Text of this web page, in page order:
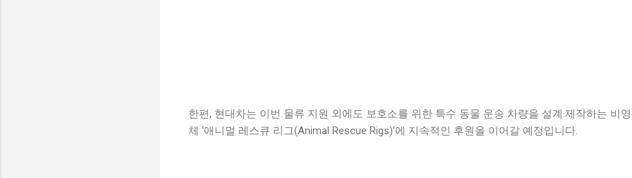
한편, 현대차는 이번 물류 지원 외에도 보호소를 위한 특수 동물 운송 차량을 설계·제작하는 비
체 ‘애니멀 레스큐 리그(Animal Rescue Rigs)’에 지속적인 후원을 이어갈 예정입니다.